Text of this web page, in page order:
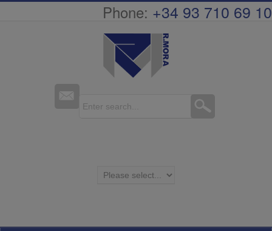
Phone: +34 93 710 69 10